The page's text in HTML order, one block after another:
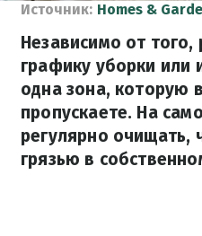
Источник: Homes &
Независимо от
графику уборки или
одна зона, которую
пропускаете. На
регулярно очищать,
грязью в